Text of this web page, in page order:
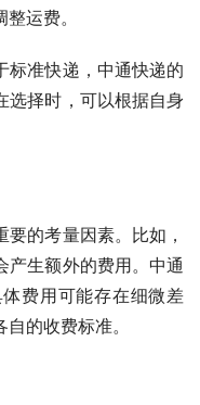
运费。
标准快递，中通快递的
选择时，可以根据自身
的考量因素。比如，
产生额外的费用。中通
费用可能存在细微差
的收费标准。